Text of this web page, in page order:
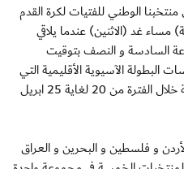
ابريل 2015 : يستهل منتخبنا الوطني للفتيات لكرة القدم
في بطولة غرب آسيا (14 سنة) مساء غد (الاثنين) عندما يلاقي
السادسة و النصف بتوقيت
البطولة الآسيوية الأقليمية التي
تستضيفها العاصمة البحرينية المنامة خلال الفترة من 20 لغاية 25 ابريل
و فلسطين و البحرين و العراق